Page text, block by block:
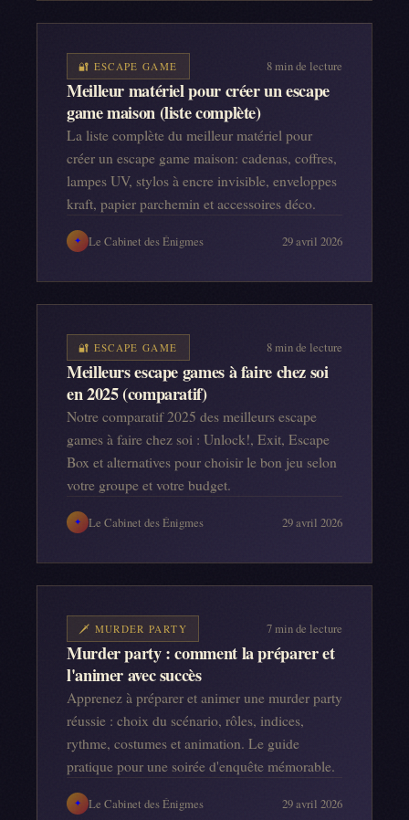
🔐 ESCAPE GAME 8min de lecture
Meilleur matériel pour créer un escape
game maison (liste complète)
La liste complète du meilleur matériel pour
créer un escape game maison: cadenas, coffres,
lampes UV, stylos à encre invisible, enveloppes
kraft, papier parchemin et accessoires déco.
✦ Le Cabinet des Énigmes 29 avril 2026
🔐 ESCAPE GAME 8min de lecture
Meilleurs escape games à faire chez soi
en 2025 (comparatif)
Notre comparatif 2025 des meilleurs escape
games à faire chez soi : Unlock!, Exit, Escape
Box et alternatives pour choisir le bon jeu selon
votre groupe et votre budget.
✦ Le Cabinet des Énigmes 29 avril 2026
🗡️ MURDER PARTY 7min de lecture
Murder party : comment la préparer et
l'animer avec succès
Apprenez à préparer et animer une murder party
réussie : choix du scénario, rôles, indices,
rythme, costumes et animation. Le guide
pratique pour une soirée d'enquête mémorable.
✦ Le Cabinet des Énigmes 29 avril 2026